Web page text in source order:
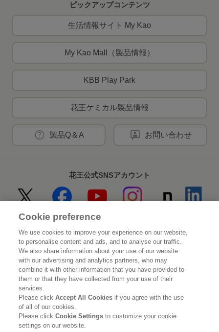
ピックアップコンテンツ
生活情報サイト My Kao
My Kao Mall（製品情報）
KBB Play Park
花王ケミカル製品情報
製品Q＆A お問い合わせ
花王公式SNSアカウント
Home 花王について
サステナビリティ イノベーション
ブランド 投資家情報
ニュースルーム 採用情報
利用規約 花王のアクセシビリティ 個人情報保護方針
Cookie preference
We use cookies to improve your experience on our website,
to personalise content and ads, and to analyse our traffic.
We also share information about your use of our website
with our advertising and analytics partners, who may
combine it with other information that you have provided to
them or that they have collected from your use of their
services.
Please clickAccept All Cookies if you agree with the use
of all of our cookies.
Please clickCookie Settingsto customize your cookie
settings on our website.